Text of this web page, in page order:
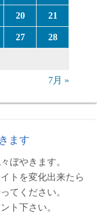
20 21
27 28
7月 »
ます
ぼやきます。
トを変化出来たら
てください。
ト下さい。